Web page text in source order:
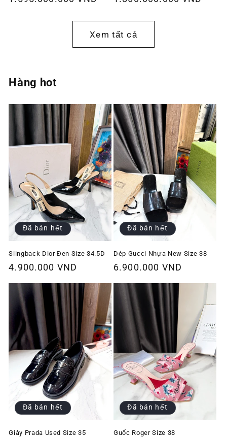
thường
Xem tất cả
Hàng hot
Đã bán hết
Slingback Dior Đen Size 34.5D
Giá
thường
4.900.000 VND
Đã bán hết
Dép Gucci Nhựa New Size 38
Giá
thường
6.900.000 VND
Đã bán hết
Giày Prada Used Size 35
Đã bán hết
Guốc Roger Size 38